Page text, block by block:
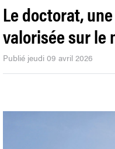
Le doctorat,
valorisée sur le
Publié jeudi 09 avril 2026